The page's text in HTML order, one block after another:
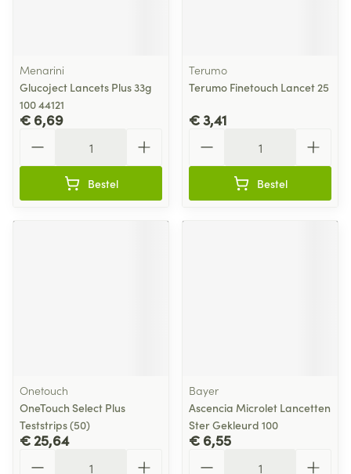
Menarini
Glucoject Lancets Plus 33g
100 44121
€ 6,69
Bestel
Terumo
Terumo Finetouch Lancet 25
€ 3,41
Bestel
Onetouch
OneTouch Select Plus
Teststrips (50)
€ 25,64
Bayer
Ascencia Microlet Lancetten
Ster Gekleurd 100
€ 6,55